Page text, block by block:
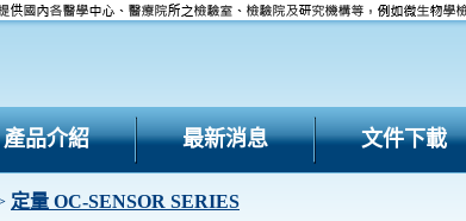
產品介紹 最新消息 文件下載
定量 OC-SENSOR SERIES